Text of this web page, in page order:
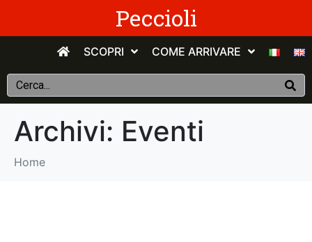
Peccioli
SCOPRI COME ARRIVARE
Archivi: Eventi
Home